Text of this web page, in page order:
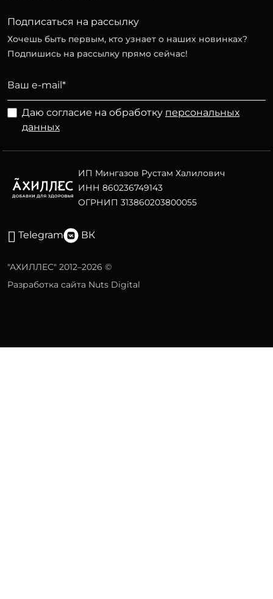
Подписаться на рассылку
Хочешь быть первым, кто узнает о наших новинках?
Подпишись на рассылку прямо сейчас!
Даю согласие на обработку персональных
данных
ИП Мингазов Рустам Халилович
ИНН 860236749143
ОГРНИП 313860203800055
Telegram ВК
"АХИЛЛЕС" 2012–2026 ©
Разработка сайта Nuts Digital